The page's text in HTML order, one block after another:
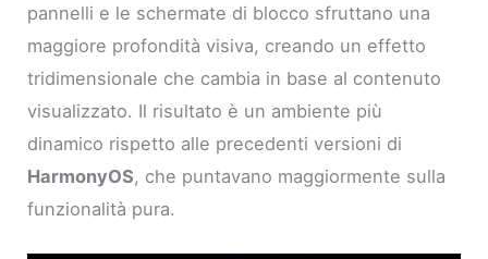
pannelli e le schermate di blocco sfruttano una
maggiore profondità visiva, creando un effetto
tridimensionale che cambia in base al contenuto
visualizzato. Il risultato è un ambiente più
dinamico rispetto alle precedenti versioni di
HarmonyOS, che puntavano maggiormente sulla
funzionalità pura.